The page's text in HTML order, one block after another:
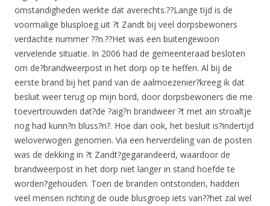
omstandigheden werkte dat averechts.??Lange tijd is de
voormalige blusploeg uit ?t Zandt bij veel dorpsbewoners
verdachte nummer ??n.??Het was een buitengewoon
vervelende situatie. In 2006 had de gemeenteraad besloten
om de?brandweerpost in het dorp op te heffen. Al bij de
eerste brand bij het pand van de aalmoezenier?kreeg ik dat
besluit weer terug op mijn bord, door dorpsbewoners die me
toevertrouwden dat?de ?aig?n brandweer ?t met ain stroaltje
nog had kunn?n bluss?n?. Hoe dan ook, het besluit is?indertijd
weloverwogen genomen. Via een herverdeling van de posten
was de dekking in ?t Zandt?gegarandeerd, waardoor de
brandweerpost in het dorp niet langer in stand hoefde te
worden?gehouden. Toen de branden ontstonden, hadden
veel mensen richting de oude blusgroep iets van??het zal wel